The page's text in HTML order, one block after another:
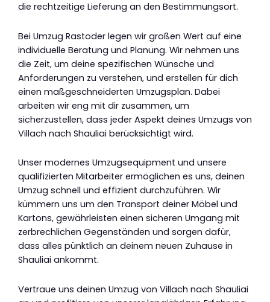
die rechtzeitige Lieferung an den Bestimmungsort.
Bei Umzug Rastoder legen wir großen Wert auf eine
individuelle Beratung und Planung. Wir nehmen uns
die Zeit, um deine spezifischen Wünsche und
Anforderungen zu verstehen, und erstellen für dich
einen maßgeschneiderten Umzugsplan. Dabei
arbeiten wir eng mit dir zusammen, um
sicherzustellen, dass jeder Aspekt deines Umzugs von
Villach nach Shauliai berücksichtigt wird.
Unser modernes Umzugsequipment und unsere
qualifizierten Mitarbeiter ermöglichen es uns, deinen
Umzug schnell und effizient durchzuführen. Wir
kümmern uns um den Transport deiner Möbel und
Kartons, gewährleisten einen sicheren Umgang mit
zerbrechlichen Gegenständen und sorgen dafür,
dass alles pünktlich an deinem neuen Zuhause in
Shauliai ankommt.
Vertraue uns deinen Umzug von Villach nach Shauliai